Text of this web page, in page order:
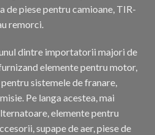
de piese pentru camioane, TIR-
remorci.
dintre importatorii majori de
elemente pentru motor,
sistemele de franare,
Pe langa acestea, mai
elemente pentru
supape de aer, piese de